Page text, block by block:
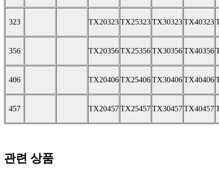
323 TX20323TX25323TX30323TX40323
356 TX20356TX25356TX30356TX40356
406 TX20406TX25406TX30406TX40406
457 TX20457TX25457TX30457TX40457
관련 상품